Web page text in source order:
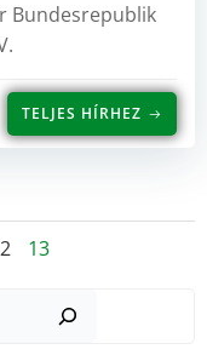
Bundesrepublik
TELJES HÍRHEZ
Page
13